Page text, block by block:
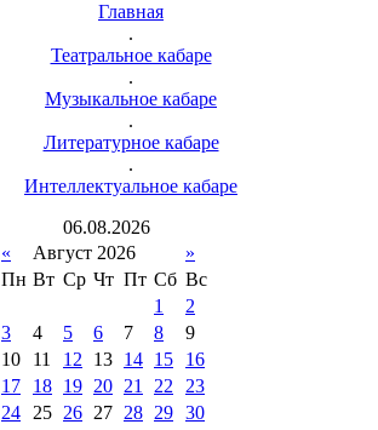
Главная
.
Театральное кабаре
.
Музыкальное кабаре
.
Литературное кабаре
.
Интеллектуальное кабаре
06.08.2026
«
Август 2026
»
Пн Вт Ср Чт Пт Сб Вс
1
2
3
4 5 6 7 8
9
10
11 12 13 14 15
16
17
18 19 20 21 22
23
24
25 26 27 28 29 30